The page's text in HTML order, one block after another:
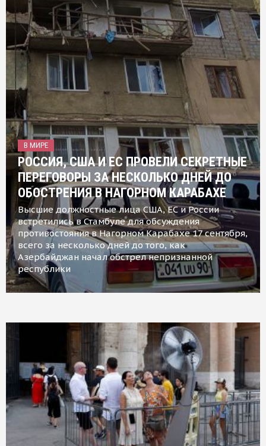
В МИРЕ
РОССИЯ, США И ЕС ПРОВЕЛИ СЕКРЕТНЫЕ
ПЕРЕГОВОРЫ ЗА НЕСКОЛЬКО ДНЕЙ ДО
ОБОСТРЕНИЯ В НАГОРНОМ КАРАБАХЕ
Высшие должностные лица США, ЕС и России
встретились в Стамбуле для обсуждения
противостояния в Нагорном Карабахе 17 сентября,
всего за несколько дней до того, как
Азербайджан начал обстрел непризнанной
республики